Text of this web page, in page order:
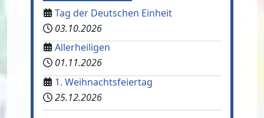
Tag der Deutschen Einheit
03.10.2026
Allerheiligen
01.11.2026
1. Weihnachtsfeiertag
25.12.2026